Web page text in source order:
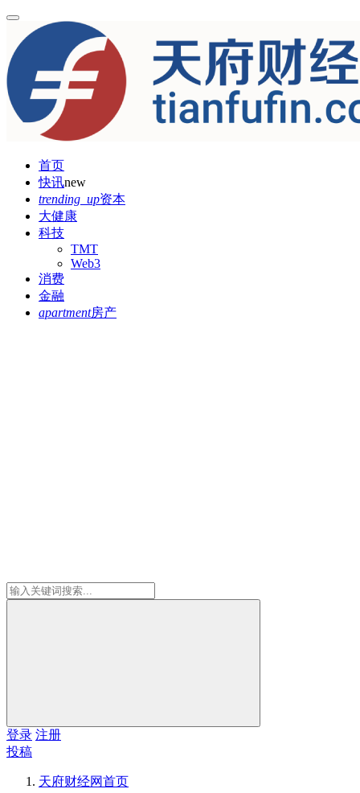
首页
快讯new
trending_up资本
大健康
科技
TMT
Web3
消费
金融
apartment房产
登录 注册
投稿
天府财经网首页